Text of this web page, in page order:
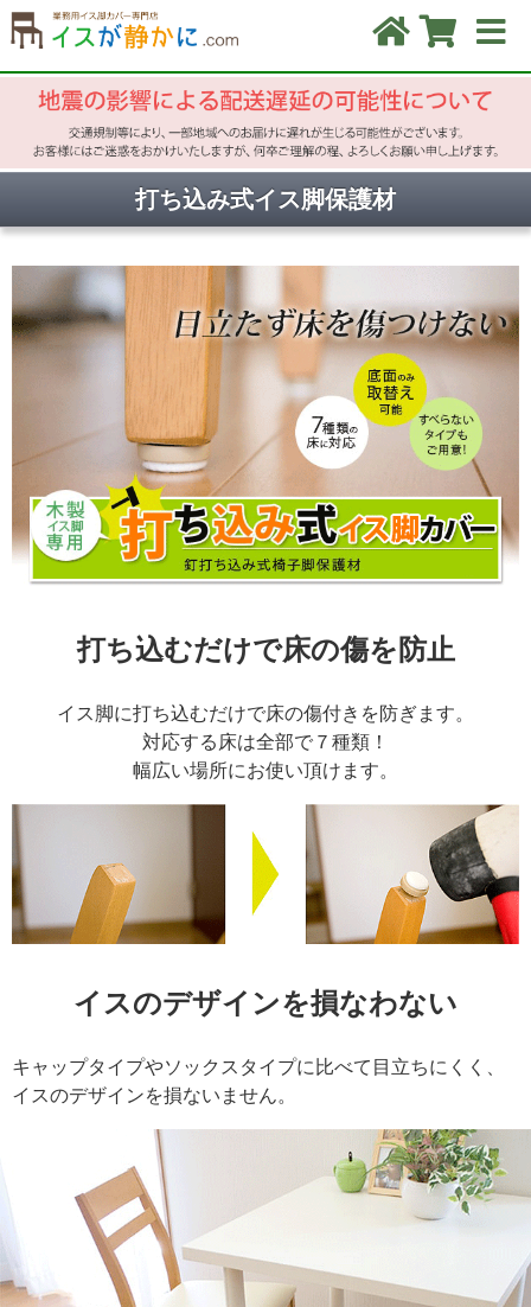
打ち込み式イス脚保護材
打ち込むだけで床の傷を防止
イス脚に打ち込むだけで床の傷付きを防ぎます。
対応する床は全部で７種類！
幅広い場所にお使い頂けます。
イスのデザインを損なわない
キャップタイプやソックスタイプに比べて目立ちにくく、
イスのデザインを損ないません。